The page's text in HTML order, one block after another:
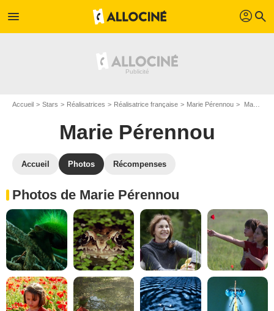
menu profil search
Accueil Stars Réalisatrices Réalisatrice française Marie Pérennou Marie Pérennou : Photos de ses films et séries
Marie Pérennou
Accueil Photos Récompenses
Photos de Marie Pérennou